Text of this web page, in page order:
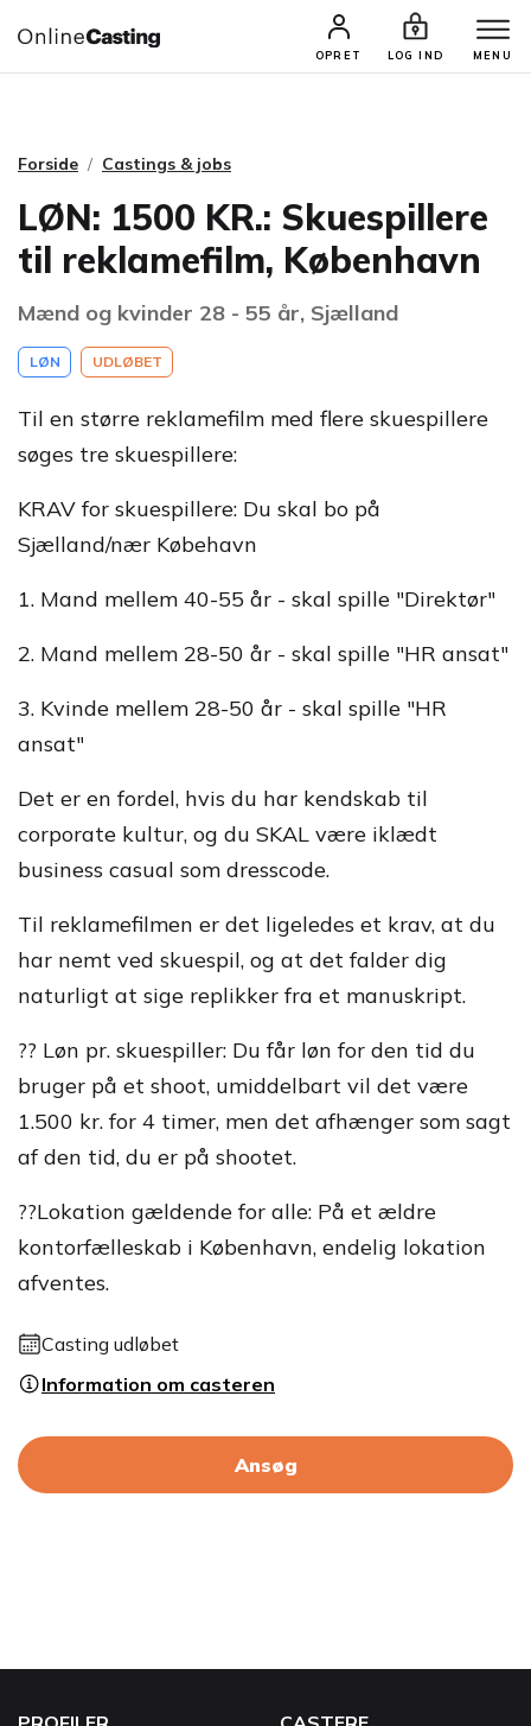
OPRET LOG IND MENU
CASTINGS & JOBS SØG PROFIL
Forside Castings & jobs
LØN: 1500 KR.: Skuespillere
til reklamefilm, København
Mænd og kvinder 28 - 55 år, Sjælland
LØN UDLØBET
Til en større reklamefilm med flere skuespillere
søges tre skuespillere:
KRAV for skuespillere: Du skal bo på
Sjælland/nær Købehavn
1. Mand mellem 40-55 år - skal spille "Direktør"
2. Mand mellem 28-50 år - skal spille "HR ansat"
3. Kvinde mellem 28-50 år - skal spille "HR
ansat"
Det er en fordel, hvis du har kendskab til
corporate kultur, og du SKAL være iklædt
business casual som dresscode.
Til reklamefilmen er det ligeledes et krav, at du
har nemt ved skuespil, og at det falder dig
naturligt at sige replikker fra et manuskript.
?? Løn pr. skuespiller: Du får løn for den tid du
bruger på et shoot, umiddelbart vil det være
1.500 kr. for 4 timer, men det afhænger som sagt
af den tid, du er på shootet.
??Lokation gældende for alle: På et ældre
kontorfælleskab i København, endelig lokation
afventes.
Casting udløbet
Information om casteren
Ansøg